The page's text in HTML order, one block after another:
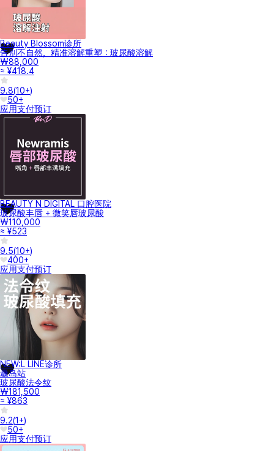
Beauty Blossom诊所
告别不自然，精准溶解重塑：玻尿酸溶解
₩88,000
≈ ¥418.4
9.8(10+)
50+
应用支付预订
BEAUTY N DIGITAL 口腔医院
玻尿酸丰唇 + 微笑唇玻尿酸
₩110,000
≈ ¥523
9.5(10+)
400+
应用支付预订
NEW:L LINE诊所
纛岛站
玻尿酸法令纹
₩181,500
≈ ¥863
9.2(1+)
50+
应用支付预订